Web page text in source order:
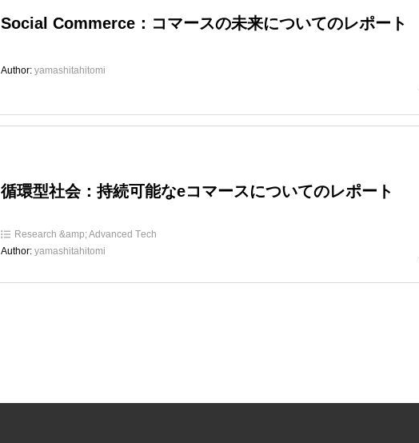
Social Commerce：コマースの未来についてのレポート
Author: yamashitahitomi
循環型社会：持続可能なeコマースについてのレポート
Research &amp; Advanced Tech
Author: yamashitahitomi